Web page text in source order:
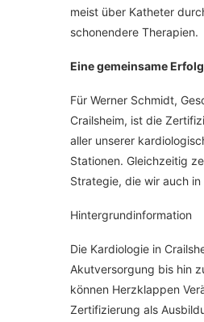
meist über Katheter
schonendere Therapien.
Eine gemeinsame
Für Werner Schmidt,
Crailsheim, ist die
aller unserer
Stationen. Gleichzeitig
Strategie, die wir auch
Hintergrundinformation
Die Kardiologie in
Akutversorgung bis hin
können Herzklappen
Zertifizierung als